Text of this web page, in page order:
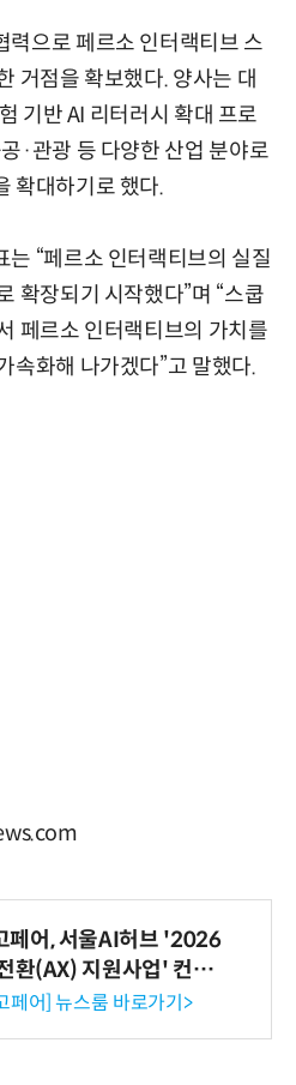
력으로 페르소 인터랙티브 스
거점을 확보했다. 양사는 대
기반 AI 리터러시 확대 프로
·관광 등 다양한 산업 분야로
확대하기로 했다.
“페르소 인터랙티브의 실질
확장되기 시작했다”며 “스쿱
페르소 인터랙티브의 가치를
속화해 나가겠다”고 말했다.
페어, 서울AI허브 '2026
환(AX) 지원사업' 컨소
선정
페어] 뉴스룸 바로가기>